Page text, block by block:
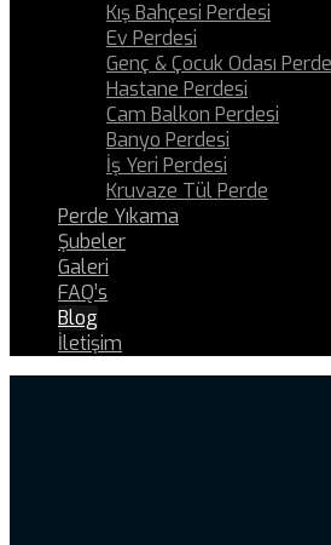
Kış Bahçesi Perdesi
Ev Perdesi
Genç & Çocuk Odası
Hastane Perdesi
Cam Balkon Perdesi
Banyo Perdesi
İş Yeri Perdesi
Kruvaze Tül Perde
Perde Yıkama
Şubeler
Galeri
FAQ’s
Blog
İletişim